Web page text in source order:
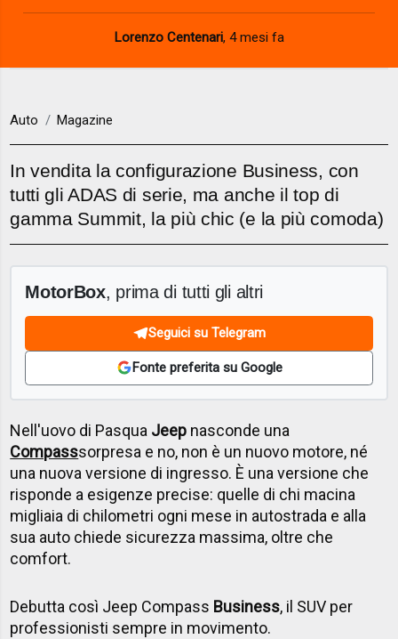
Lorenzo Centenari, 4 mesi fa
Auto Magazine
In vendita la configurazione Business, con
tutti gli ADAS di serie, ma anche il top di
gamma Summit, la più chic (e la più comoda)
MotorBox, prima di tutti gli altri
Seguici su Telegram
Fonte preferita su Google
Nell'uovo di Pasqua Jeep nasconde una
Compasssorpresa e no, non è un nuovo motore, né
una nuova versione di ingresso. È una versione che
risponde a esigenze precise: quelle di chi macina
migliaia di chilometri ogni mese in autostrada e alla
sua auto chiede sicurezza massima, oltre che
comfort.
Debutta così Jeep Compass Business, il SUV per
professionisti sempre in movimento.